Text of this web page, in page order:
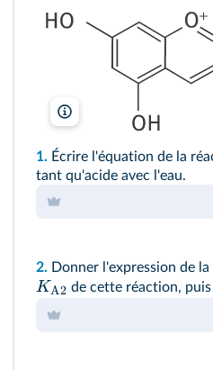
lelivrescolaire.fr
1. Écrire l'équation de la
tant qu'acide avec l'eau.
2. Donner l'expression de
KA2 de cette réaction, puis